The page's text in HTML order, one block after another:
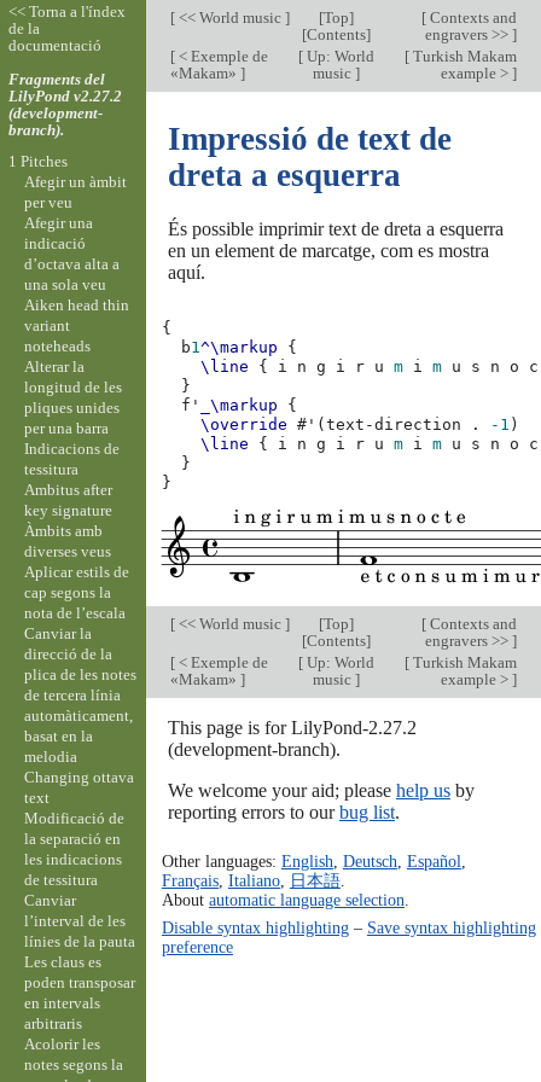
[<< World music ] [Top]
[Contents]
[Contexts and
engravers >> ]
[< Exemple de
«Makam» ]
[ Up: World
music]
[Turkish Makam
example > ]
Impressió de text de
dreta a esquerra
És possible imprimir text de dreta a esquerra
en un element de marcatge, com es mostra
aquí.
{
b1^\markup
{
\line
{ i n g i r u m i m u s n o
c
}
f'
_\markup
{
\override
# ' (text-direction . -1 )
\line
{ i n g i r u m i m u s n o
c
}
}
[<< World music ] [Top]
[Contents]
[Contexts and
engravers >> ]
[< Exemple de
«Makam» ]
[ Up: World
music]
[Turkish Makam
example > ]
This page is for LilyPond-2.27.2
(development-branch).
We welcome your aid; please help usby
reporting errors to ourbug list.
Other languages: English Deutsch Español
Français, Italiano, 日本語.
About automatic language selection
Disable syntax highlighting– Save syntax highlighting
preference
<< Torna a l'índex
de la
documentació
Fragments del
LilyPond v2.27.2
(development-
branch).
1 Pitches
Afegir un àmbit
per veu
Afegir una
indicació
d’octava alta a
una sola veu
Aiken head thin
variant
noteheads
Alterar la
longitud de les
pliques unides
per una barra
Indicacions de
tessitura
Ambitus after
key signature
Àmbits amb
diverses veus
Aplicar estils de
cap segons la
nota de l’escala
Canviar la
direcció de la
plica de les notes
de tercera línia
automàticament,
basat en la
melodia
Changing ottava
text
Modificació de
la separació en
les indicacions
de tessitura
Canviar
l’interval de les
línies de la pauta
Les claus es
poden transposar
en intervals
arbitraris
Acolorir les
notes segons la